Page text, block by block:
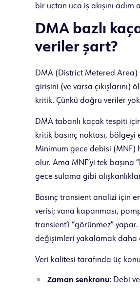
bir uçtan uca iş akışını adım
DMA bazlı
veriler şart?
DMA (District Metered Area)
girişini (ve varsa çıkışlarını)
kritik. Çünkü doğru veriler
DMA tabanlı kaçak tespiti
kritik basınç noktası,
Minimum gece debisi
olur. Ama MNF’yi tek
gece sulama gibi
Basınç transient analizi için
verisi; vana kapanması,
transient’i “görünmez”
değişimleri yakalamak daha
Veri kalitesi tarafında üç
Zaman senkronu: Debi